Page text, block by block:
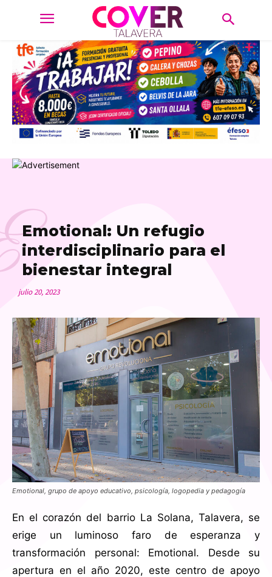
Emotional: Un refugio
interdisciplinario para el
bienestar integral
julio 20, 2023
Emotional, grupo de apoyo educativo, psicología, logopedia y pedagogía
En el corazón del barrio La Solana, Talavera, se
erige un luminoso faro de esperanza y
transformación personal: Emotional. Desde su
apertura en el año 2020, este centro de apoyo